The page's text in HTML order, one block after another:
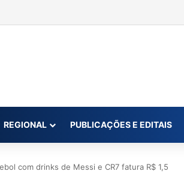
emagrecedoras até o fim de 2026; saiba
REGIONAL PUBLICAÇÕES E EDITAIS
com drinks de Messi e CR7 fatura R$ 1,5